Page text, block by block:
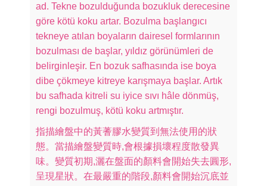
ad. Tekne bozulduğunda bozukluk derecesine
göre kötü koku artar. Bozulma başlangıcı
tekneye atılan boyaların dairesel formlarının
bozulması de başlar, yıldız görünümleri de
belirginleşir. En bozuk safhasında ise boya
dibe çökmeye kitreye karışmaya başlar. Artık
bu safhada kitreli su iyice sıvı hâle dönmüş,
rengi bozulmuş, kötü koku artmıştır.
指描繪盤中的黃蓍膠水變質到無法使用的狀
態。當描繪盤變質時,會根據損壞程度散發異
味。變質初期,灑在盤面的顏料會開始失去圓形,
呈現星狀。在最嚴重的階段,顏料會開始沉底並